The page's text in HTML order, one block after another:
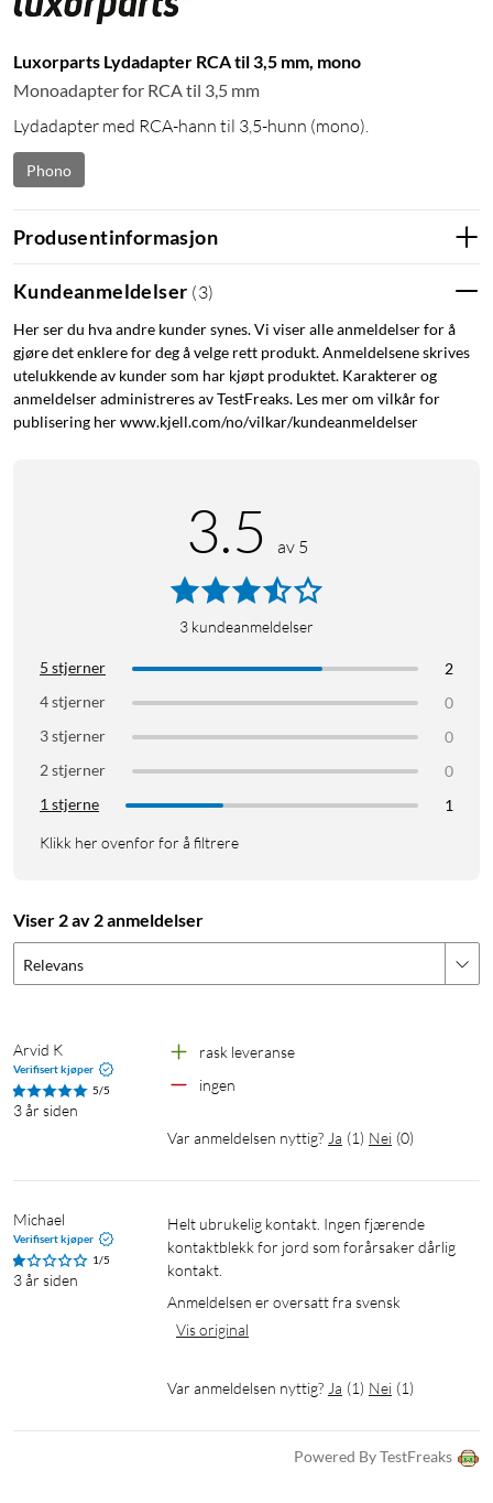
Luxorparts Lydadapter RCA til 3,5 mm, mono
Monoadapter for RCA til 3,5 mm
Lydadapter med RCA-hann til 3,5-hunn (mono).
Phono
Produsentinformasjon
Kundeanmeldelser (3)
Her ser du hva andre kunder synes. Vi viser alle anmeldelser for å
gjøre det enklere for deg å velge rett produkt. Anmeldelsene skrives
utelukkende av kunder som har kjøpt produktet. Karakterer og
anmeldelser administreres av TestFreaks. Les mer om vilkår for
publisering her www.kjell.com/no/vilkar/kundeanmeldelser
3.5 av 5
3 kundeanmeldelser
5 stjerner
2
4 stjerner
0
3 stjerner
0
2 stjerner
0
1 stjerne
1
Klikk her ovenfor for å filtrere
Viser 2 av 2 anmeldelser
Relevans
Arvid K
Verifisert kjøper
5/5
3 år siden
rask leveranse
ingen
Var anmeldelsen nyttig? Ja (1) Nei (0)
Michael
Verifisert kjøper
1/5
3 år siden
Helt ubrukelig kontakt. Ingen fjærende
kontaktblekk for jord som forårsaker dårlig
kontakt.
Anmeldelsen er oversatt fra svensk
Vis original
Var anmeldelsen nyttig? Ja (1) Nei (1)
Powered By TestFreaks